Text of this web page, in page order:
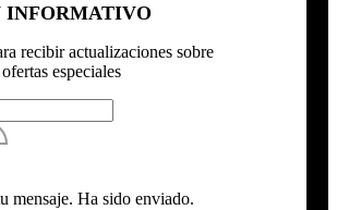
INFORMATIVO
recibir actualizaciones sobre
especiales
mensaje. Ha sido enviado.